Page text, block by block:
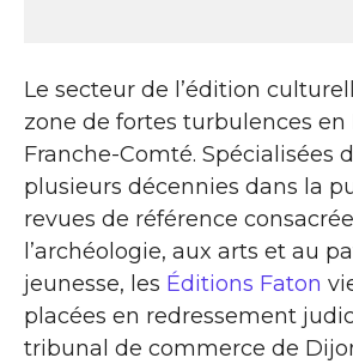
Le secteur de l’édition
zone de fortes turbulences
Franche-Comté. Spécialisées
plusieurs décennies dans la
revues de référence
l’archéologie, aux arts et au
jeunesse, les Éditions Faton
placées en redressement
tribunal de commerce de